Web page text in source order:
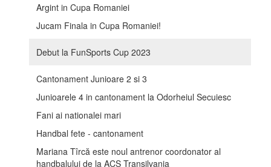
Argint in Cupa Romaniei
Jucam Finala in Cupa Romaniei!
Debut la FunSports Cup 2023
Cantonament Junioare 2 si 3
Junioarele 4 in cantonament la Odorheiul Secuiesc
Fani ai nationalei mari
Handbal fete - cantonament
Mariana Tîrcă este noul antrenor coordonator al
handbalului de la ACS Transilvania